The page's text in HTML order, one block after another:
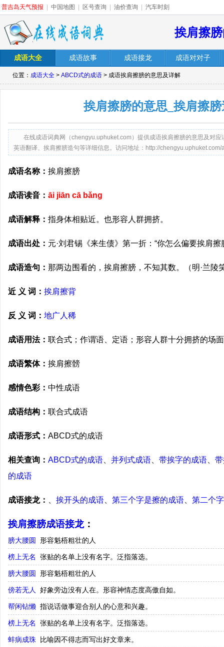
普吉岛天气预报 中国地图 区号查询 油价查询 汽车时刻
挨肩擦
成语大全 成语故事 成语接龙 成语对对子
位置： 成语大全 > ABCD式的成语 > 成语挨肩擦膀的意思及详解
挨肩擦膀的意思_挨肩擦
在线成语词典网（chengyu.uphuket.com）提供成语挨肩擦膀的意思及对
英语翻译、挨肩擦膀造句等详细信息。访问地址：http://
成语名称： 挨肩擦膀
成语读音： āi jiān cā bǎng
成语解释： 指身体相贴近。也形容人群拥挤。
成语出处： 元·刘君锡《来生债》第一折：“你怎么偏要挨肩
成语造句： 那两边围看的，挨肩擦膀，不知其数。（明·兰陵
近 义 词： 挨肩擦背
反 义 词： 地广人稀
成语用法： 联合式；作谓语、定语；形容人群十分拥挤的场面
成语繁体： 挨肩擦髈
感情色彩： 中性成语
成语结构： 联合式成语
成语形式： ABCD式的成语
相关查询： ABCD式的成语 并列式成语 带挨字的成语
的成语
成语接龙： 挨开头的成语 第三个字是擦的成语 第二个
挨肩擦膀成语接龙：
膀大腰圆 形容魁梧粗壮的人
榜上无名 张贴的名单上没有名字。泛指落选。
膀大腰圆 形容魁梧粗壮的人
傍若无人 好象旁边没有人在。形容神情态度高傲自如。
帮闲钻懒 指说话做事迎合别人的心意和兴趣。
榜上无名 张贴的名单上没有名字。泛指落选。
蚌病成珠 比喻因不得志而写出好文章来。